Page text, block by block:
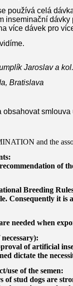
používá celá
inseminační
více dávek pro
Jaroslav a
Bratislava
obsahovat
and the
of
Breeding
Consequently it is
needed when
of artificial
dictate the
use of the semen:
of stud dogs are